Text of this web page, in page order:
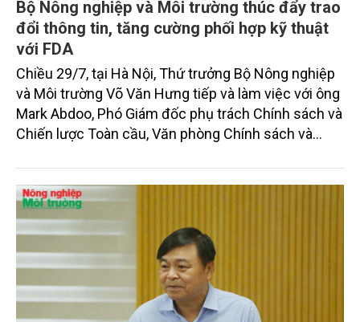
Bộ Nông nghiệp và Môi trường thúc đẩy trao
đổi thông tin, tăng cường phối hợp kỹ thuật
với FDA
Chiều 29/7, tại Hà Nội, Thứ trưởng Bộ Nông nghiệp
và Môi trường Võ Văn Hưng tiếp và làm việc với ông
Mark Abdoo, Phó Giám đốc phụ trách Chính sách và
Chiến lược Toàn cầu, Văn phòng Chính sách và
và Dược phẩm Hoa Kỳ (FDA).